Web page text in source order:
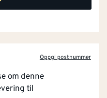
Oppgi postnummer
om denne
til